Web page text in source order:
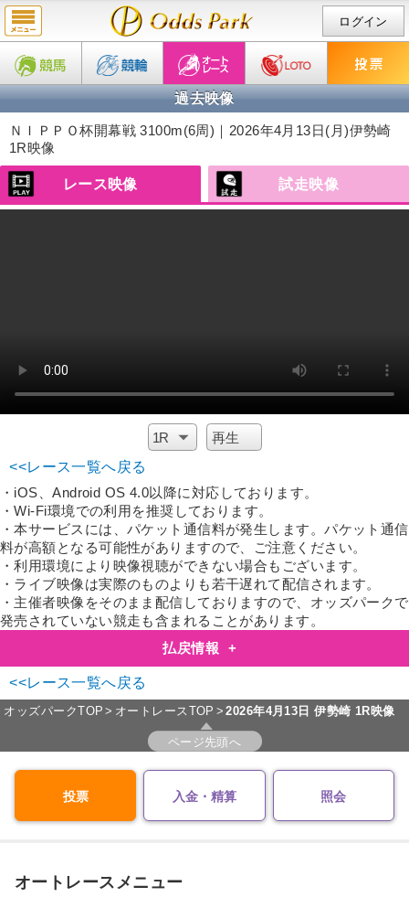
ログイン
過去映像
ＮＩＰＰＯ杯開幕戦 3100m(6周)｜2026年4月13日(月)伊勢崎
1R映像
レース映像 試走映像
<<レース一覧へ戻る
・iOS、Android OS 4.0以降に対応しております。
・Wi-Fi環境での利用を推奨しております。
・本サービスには、パケット通信料が発生します。パケット通信
料が高額となる可能性がありますので、ご注意ください。
・利用環境により映像視聴ができない場合もございます。
・ライブ映像は実際のものよりも若干遅れて配信されます。
・主催者映像をそのまま配信しておりますので、オッズパークで
発売されていない競走も含まれることがあります。
払戻情報
+
<<レース一覧へ戻る
オッズパークTOP オートレースTOP 2026年4月13日伊勢崎 1R映像
ページ先頭へ
投票 入金・精算 照会
オートレースメニュー